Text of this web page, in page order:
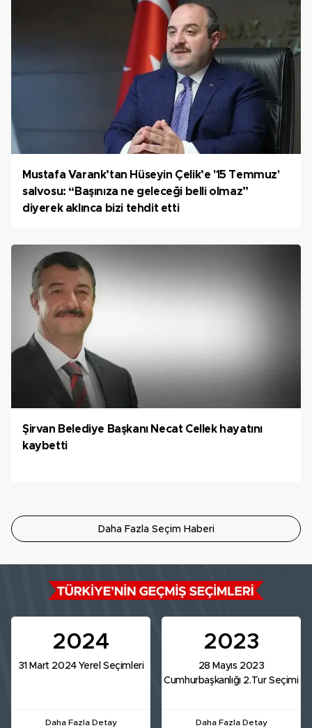
Mustafa Varank’tan Hüseyin Çelik’e '15 Temmuz'
salvosu: “Başınıza ne geleceği belli olmaz”
diyerek aklınca bizi tehdit etti
Şirvan Belediye Başkanı Necat Cellek hayatını
kaybetti
Daha Fazla Seçim Haberi
2024
31 Mart 2024 Yerel Seçimleri
Daha Fazla Detay
2023
28 Mayıs 2023
Cumhurbaşkanlığı 2.Tur Seçimi
Daha Fazla Detay